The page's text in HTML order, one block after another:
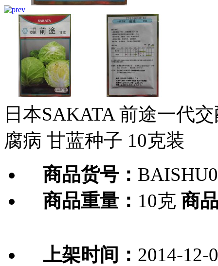
日本SAKATA 前途一代
腐病 甘蓝种子 10克装
商品货号：
商品重量： 10克 商
上架时间： 2014-12-